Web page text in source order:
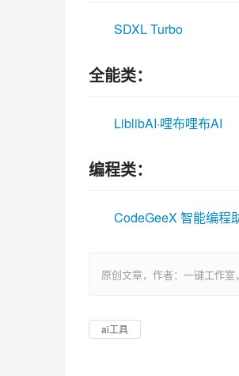
SDXL Turbo
全能类：
LiblibAI·哩布哩布AI
编程类：
CodeGeeX 智能编程
原创文章，作者：一键工作
ai工具